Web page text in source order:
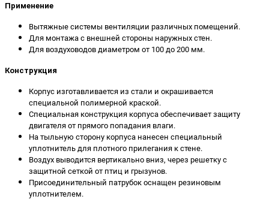
Применение
Вытяжные системы вентиляции различных помещений.
Для монтажа с внешней стороны наружных стен.
Для воздуховодов диаметром от 100 до 200 мм.
Конструкция
Корпус изготавливается из стали и окрашивается
специальной полимерной краской.
Специальная конструкция корпуса обеспечивает защиту
двигателя от прямого попадания влаги.
На тыльную сторону корпуса нанесен специальный
уплотнитель для плотного прилегания к стене.
Воздух выводится вертикально вниз, через решетку с
защитной сеткой от птиц и грызунов.
Присоединительный патрубок оснащен резиновым
уплотнителем.